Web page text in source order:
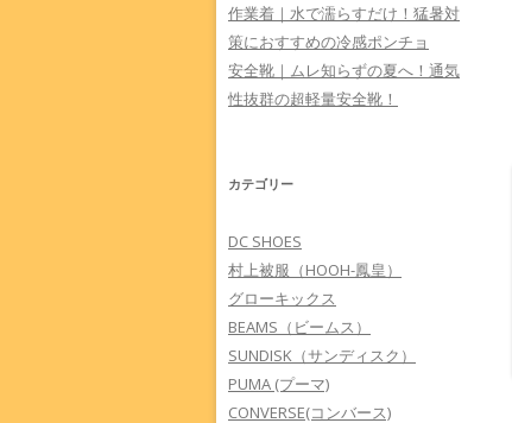
作業着｜水で濡らすだけ！猛暑対
策におすすめの冷感ポンチョ
安全靴｜ムレ知らずの夏へ！通気
性抜群の超軽量安全靴！
カテゴリー
DC SHOES
村上被服（HOOH-鳳皇）
グローキックス
BEAMS（ビームス）
SUNDISK（サンディスク）
PUMA (プーマ)
CONVERSE(コンバース)